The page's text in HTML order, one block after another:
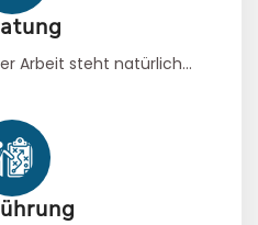
Arbeit steht natürlich...